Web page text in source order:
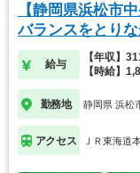
【静岡県浜松市
バランスをとり
給与
【年収】
【時給】
勤務地 静岡県 浜松
アクセス ＪＲ東海道